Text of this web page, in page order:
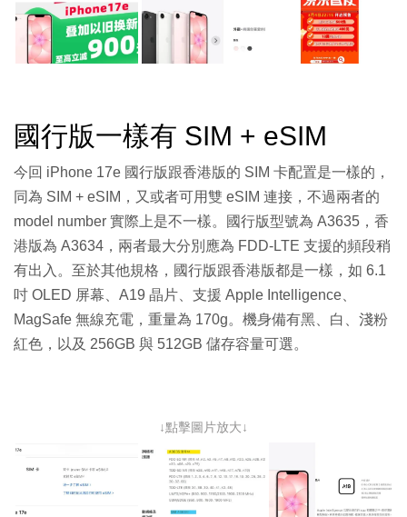
國行版一樣有 SIM + eSIM
今回 iPhone 17e 國行版跟香港版的 SIM 卡配置是一樣的，
同為 SIM + eSIM，又或者可用雙 eSIM 連接，不過兩者的
model number 實際上是不一樣。國行版型號為 A3635，香
港版為 A3634，兩者最大分別應為 FDD-LTE 支援的頻段稍
有出入。至於其他規格，國行版跟香港版都是一樣，如 6.1
吋 OLED 屏幕、A19 晶片、支援 Apple Intelligence、
MagSafe 無線充電，重量為 170g。機身備有黑、白、淺粉
紅色，以及 256GB 與 512GB 儲存容量可選。
↓點擊圖片放大↓